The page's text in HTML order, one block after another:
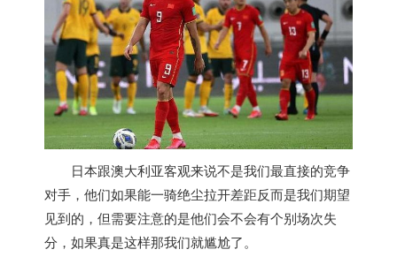
日本跟澳大利亚客观来说不是我们最直接的竞争
对手，他们如果能一骑绝尘拉开差距反而是我们期望
见到的，但需要注意的是他们会不会有个别场次失
分，如果真是这样那我们就尴尬了。